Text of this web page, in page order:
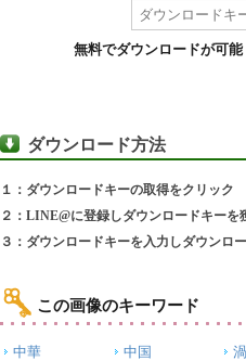
無料でダウンロードが可能
ダウンロード方法
１：ダウンロードキーの取得をクリック
２：LINE@に登録しダウンロードキーを
３：ダウンロードキーを入力しダウンロ
この画像のキーワード
中華 中国